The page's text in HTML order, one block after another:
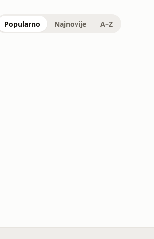
Popularno Najnovije A–Z